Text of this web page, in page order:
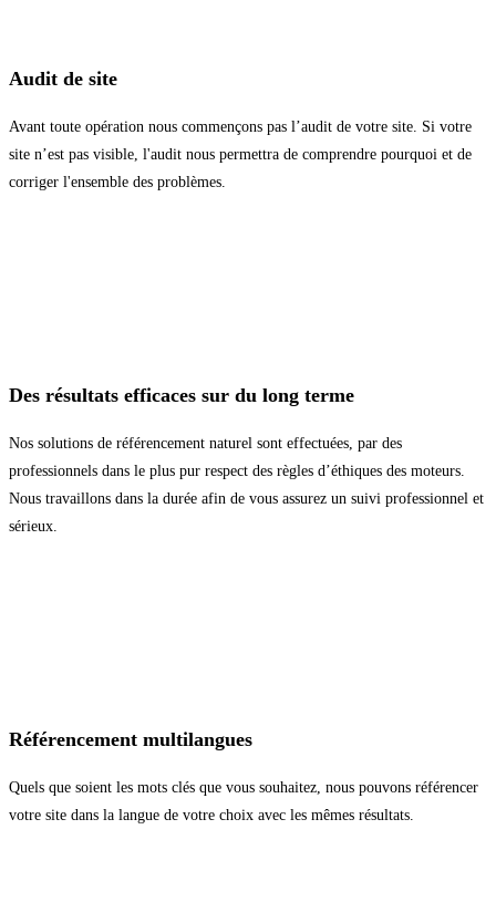
Audit de site
Avant toute opération nous commençons pas l’audit de votre site. Si votre
site n’est pas visible, l'audit nous permettra de comprendre pourquoi et de
corriger l'ensemble des problèmes.
Des résultats efficaces sur du long terme
Nos solutions de référencement naturel sont effectuées, par des
professionnels dans le plus pur respect des règles d’éthiques des moteurs.
Nous travaillons dans la durée afin de vous assurez un suivi professionnel et
sérieux.
Référencement multilangues
Quels que soient les mots clés que vous souhaitez, nous pouvons référencer
votre site dans la langue de votre choix avec les mêmes résultats.